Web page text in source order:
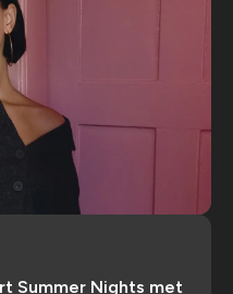
Summer Nights met